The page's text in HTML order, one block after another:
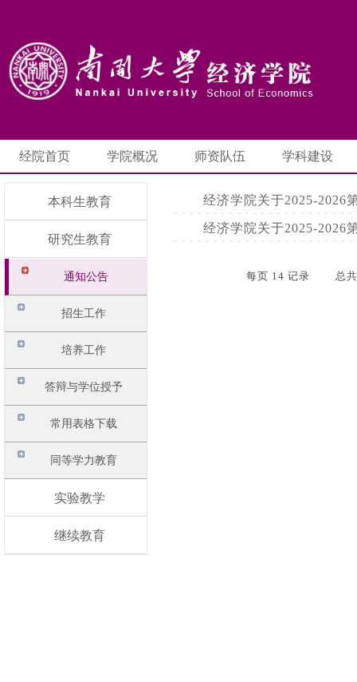
经院首页 学院概况 师资队伍 学科建设
本科生教育
研究生教育
通知公告
招生工作
培养工作
答辩与学位授予
常用表格下载
同等学力教育
实验教学
继续教育
经济学院关于2025-2026
经济学院关于2025-2026
每页 14 记录 总